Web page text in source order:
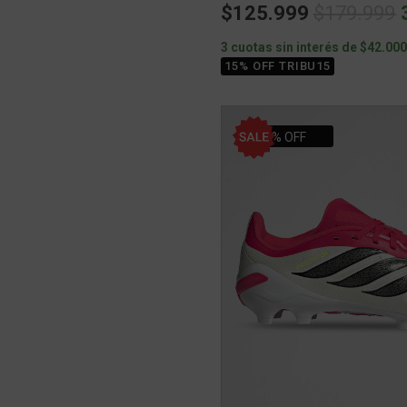
$125.999 Price
3 cuotas sin interés de $42.000
15% OFF TRIBU15
30% OFF